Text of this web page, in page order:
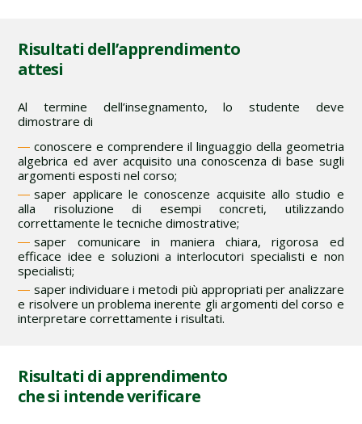
Risultati dell’apprendimento
attesi
Al termine dell’insegnamento, lo studente deve
dimostrare di
conoscere e comprendere il linguaggio della geometria
algebrica ed aver acquisito una conoscenza di base sugli
argomenti esposti nel corso;
saper applicare le conoscenze acquisite allo studio e
alla risoluzione di esempi concreti, utilizzando
correttamente le tecniche dimostrative;
saper comunicare in maniera chiara, rigorosa ed
efficace idee e soluzioni a interlocutori specialisti e non
specialisti;
saper individuare i metodi più appropriati per analizzare
e risolvere un problema inerente gli argomenti del corso e
interpretare correttamente i risultati.
Risultati di apprendimento
che si intende verificare